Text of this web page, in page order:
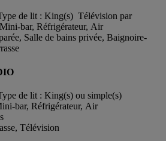
de lit : King(s) Télévision par
bar, Réfrigérateur, Air
Salle de bains privée, Baignoire-
de lit : King(s) ou simple(s)
bar, Réfrigérateur, Air
Télévision